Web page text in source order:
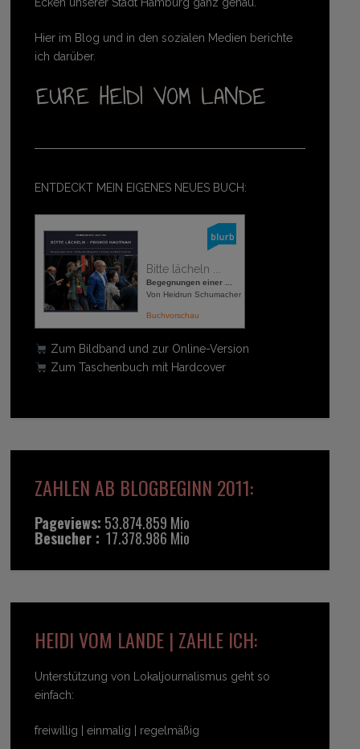
Hier im Blog und in den sozialen Medien berichte
ich darüber.
ENTDECKT MEIN EIGENES NEUES BUCH:
Bitte lächeln ...
Begegnungen einer ...
Von Heidrun Schumacher
Buchvorschau
Zum Bildband und zur Online-Version
Zum Taschenbuch mit Hardcover
ZAHLEN AB BLOGBEGINN 2011:
Pageviews: 53.874.859 Mio
Besucher : 17.378.986 Mio
HEIDI VOM LANDE | ZAHLE ICH:
Unterstützung von Lokaljournalismus geht so
einfach:
freiwillig | einmalig | regelmäßig